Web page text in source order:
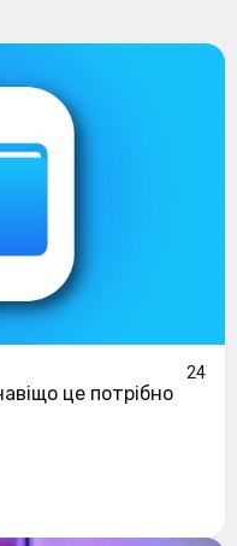
24
це потрібно